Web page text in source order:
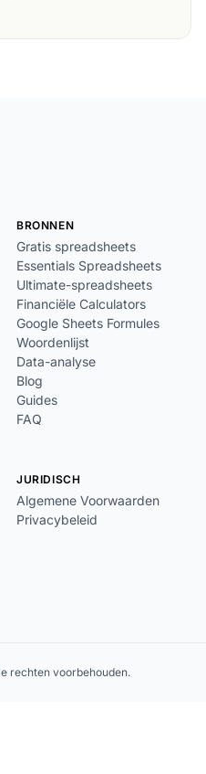
BRONNEN
Gratis spreadsheets
Essentials Spreadsheets
Ultimate-spreadsheets
Financiële Calculators
Google Sheets Formules
Woordenlijst
Data-analyse
Blog
Guides
FAQ
JURIDISCH
Algemene Voorwaarden
Privacybeleid
rechten voorbehouden.